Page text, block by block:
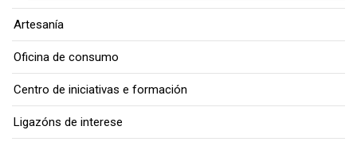
Artesanía
Oficina de consumo
Centro de iniciativas e formación
Ligazóns de interese